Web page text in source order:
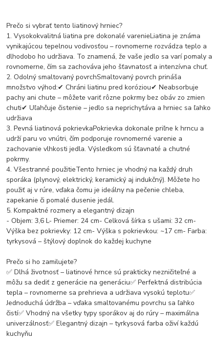
Prečo si vybrať tento liatinový hrniec?
1. Vysokokvalitná liatina pre dokonalé varenieLiatina je známa
vynikajúcou tepelnou vodivosťou – rovnomerne rozvádza teplo a
dlhodobo ho udržiava. To znamená, že vaše jedlo sa varí pomaly a
rovnomerne, čím sa zachováva jeho šťavnatosť a intenzívna chuť.
2. Odolný smaltovaný povrchSmaltovaný povrch prináša
množstvo výhod:✔ Chráni liatinu pred koróziou✔ Neabsorbuje
pachy ani chute – môžete variť rôzne pokrmy bez obáv zo zmien
chuti✔ Uľahčuje čistenie – jedlo sa neprichytáva a hrniec sa ľahko
udržiava
3. Pevná liatinová pokrievkaPokrievka dokonale priľne k hrncu a
udrží paru vo vnútri, čím podporuje rovnomerné varenie a
zachovanie vlhkosti jedla. Výsledkom sú šťavnaté a chutné
pokrmy.
4. Všestranné použitieTento hrniec je vhodný na každý druh
sporáka (plynový, elektrický, keramický aj indukčný). Môžete ho
použiť aj v rúre, vďaka čomu je ideálny na pečenie chleba,
zapekanie či pomalé dusenie jedál.
5. Kompaktné rozmery a elegantný dizajn
- Objem: 3,6 L- Priemer: 24 cm- Celková šírka s ušami: 32 cm-
Výška bez pokrievky: 12 cm- Výška s pokrievkou: ~17 cm- Farba:
tyrkysová – štýlový doplnok do každej kuchyne
Prečo si ho zamilujete?
✅ Dlhá životnosť – liatinové hrnce sú prakticky nezničiteľné a
môžu sa dediť z generácie na generáciu✅ Perfektná distribúcia
tepla – rovnomerne sa prehrieva a udržiava vysokú teplotu✅
Jednoduchá údržba – vďaka smaltovanému povrchu sa ľahko
čistí✅ Vhodný na všetky typy sporákov aj do rúry – maximálna
univerzálnosť✅ Elegantný dizajn – tyrkysová farba oživí každú
kuchyňu